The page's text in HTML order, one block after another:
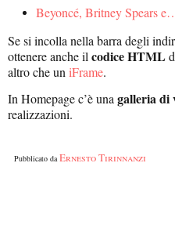
Beyoncé, Britney Spears
Se si incolla nella barra degli
ottenere anche il codice HTML
altro che un iFrame.
In Homepage c’è unagalleria di
realizzazioni.
Pubblicato daErnesto Tirinnanzi